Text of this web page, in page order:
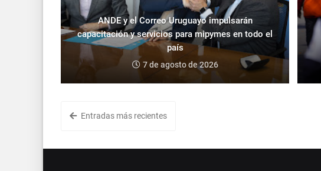
ANDE y el Correo Uruguayo impulsarán
capacitación y servicios para mipymes en todo el
país
7 de agosto de 2026
Entradas más recientes